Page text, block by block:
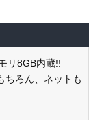
リ8GB内蔵!!
ちろん、ネットも